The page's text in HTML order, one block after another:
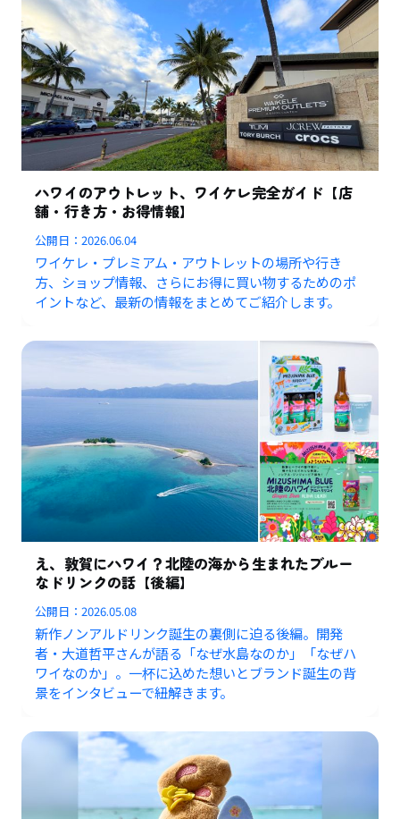
ハワイのアウトレット、ワイケレ完全ガイド【店
舗・行き方・お得情報】
公開日：2026.06.04
ワイケレ・プレミアム・アウトレットの場所や行き
方、ショップ情報、さらにお得に買い物するためのポ
イントなど、最新の情報をまとめてご紹介します。
え、敦賀にハワイ？北陸の海から生まれたブルー
なドリンクの話【後編】
公開日：2026.05.08
新作ノンアルドリンク誕生の裏側に迫る後編。開発
者・大道哲平さんが語る「なぜ水島なのか」「なぜハ
ワイなのか」。一杯に込めた想いとブランド誕生の背
景をインタビューで紐解きます。